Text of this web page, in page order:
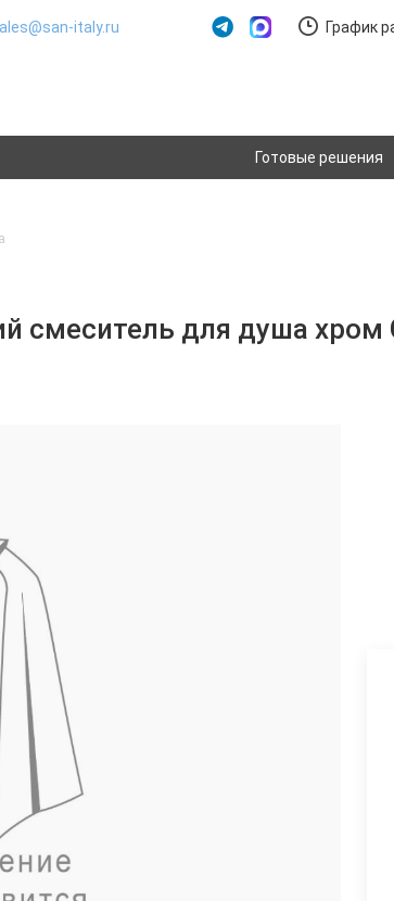
italy.ru График
Готовые решения
смеситель для душа хром